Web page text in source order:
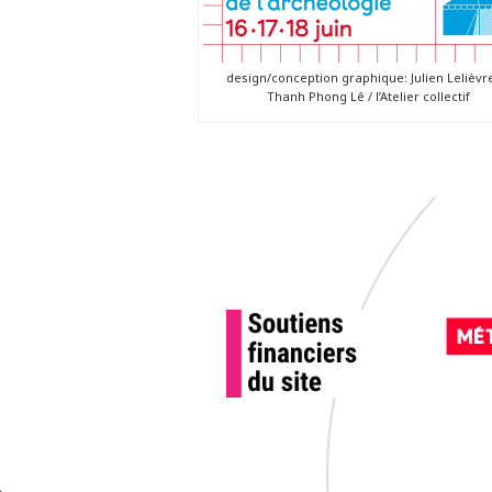
design/conception graphique: Julien
Thanh Phong Lê / l’Atelier collectif